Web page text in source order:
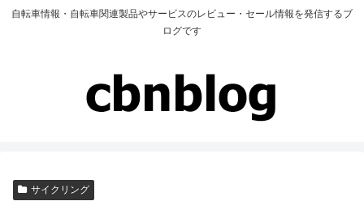
自転車情報・自転車関連製品やサービスのレビュー・セール情報を発信するブ
ログです
サイクリング